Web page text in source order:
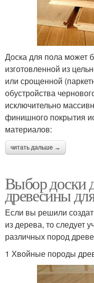
Доска для пола может
изготовленной из
или срощенной
обустройства
исключительно
финишного покрытия
материалов:
читать дальше →
Выбор доски
древесины
Если вы решили
из дерева, то следует
различных пород
1 Хвойные породы